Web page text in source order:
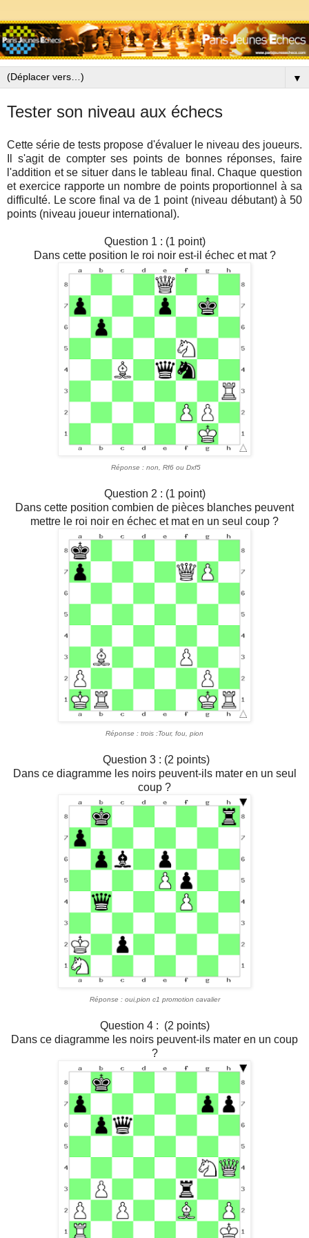
▼
Tester son niveau aux échecs
Cette série de tests propose d'évaluer le niveau des joueurs.
Il s'agit de compter ses points de bonnes réponses, faire
l'addition et se situer dans le tableau final. Chaque question
et exercice rapporte un nombre de points proportionnel à sa
difficulté. Le score final va de 1 point (niveau débutant) à 50
points (niveau joueur international).
Question 1 : (1 point)
Dans cette position le roi noir est-il échec et mat ?
Réponse : non, Rf6 ou Dxf5
Question 2 : (1 point)
Dans cette position combien de pièces blanches peuvent
mettre le roi noir en échec et mat en un seul coup ?
Réponse : trois :Tour, fou, pion
Question 3 : (2 points)
Dans ce diagramme les noirs peuvent-ils mater en un seul
coup ?
Réponse : oui,pion c1 promotion cavalier
Question 4 : (2 points)
Dans ce diagramme les noirs peuvent-ils mater en un coup
?